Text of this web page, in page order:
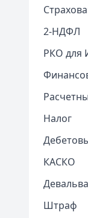
2-НДФЛ
РКО
Налог
КАСКО
Штраф